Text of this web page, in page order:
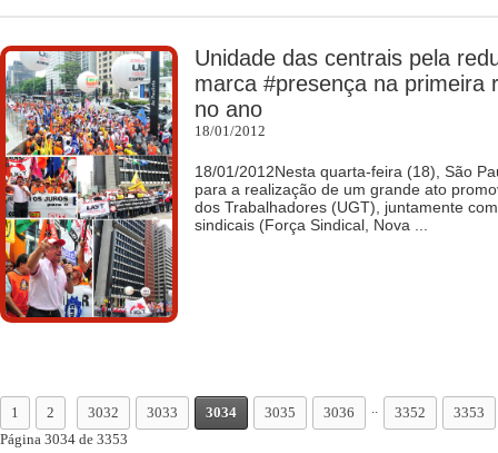
Unidade das centrais pela
marca #presença na primeira
no ano
18/01/2012
18/01/2012Nesta quarta-feira (18), São
para a realização de um grande ato
dos Trabalhadores (UGT), juntamente
sindicais (Força Sindical, Nova ...
1 2 3032 3033 3034 3035 3036 3352
3353
Página 3034 de 3353